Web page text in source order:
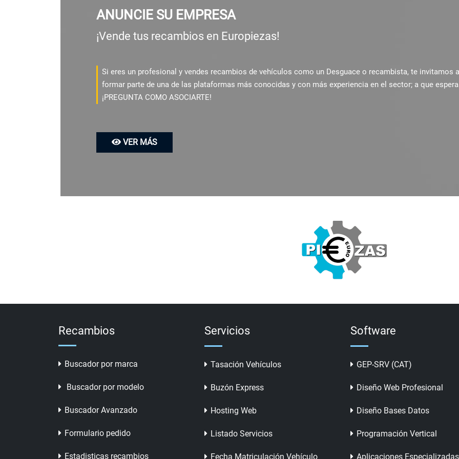
ANUNCIE SU EMPRESA
¡Vende tus recambios en Europiezas!
Si eres un profesional y vendes recambios de vehículos como un Desguace o recambista, te invitamos a
formar parte de una de las plataformas más conocidas y con más experiencia en el sector; a que
¡PREGUNTA COMO ASOCIARTE!
VER MÁS
Recambios
Buscador por marca
Buscador por modelo
Buscador Avanzado
Formulario pedido
Estadisticas recambios
Servicios
Tasación Vehículos
Buzón Express
Hosting Web
Listado Servicios
Fecha Matriculación Vehículo
Software
GEP-SRV (CAT)
Diseño Web Profesional
Diseño Bases Datos
Programación Vertical
Aplicaciones Especializadas